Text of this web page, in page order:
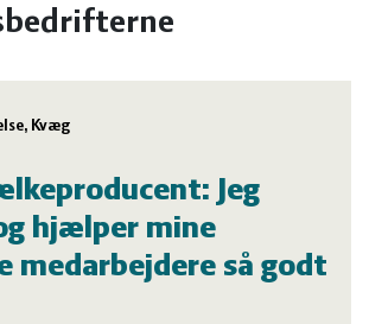
Kvæg
Jeg
hjælper mine
medarbejdere så godt